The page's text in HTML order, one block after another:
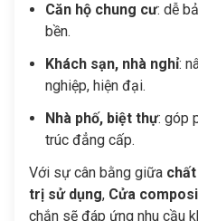
Căn hộ chung cư: dễ
bền.
Khách sạn, nhà nghỉ:
nghiệp, hiện đại.
Nhà phố, biệt thự: góp
trúc đẳng cấp.
Với sự cân bằng giữa
trị sử dụng, Cửa
chắn sẽ đáp ứng nhu cầu